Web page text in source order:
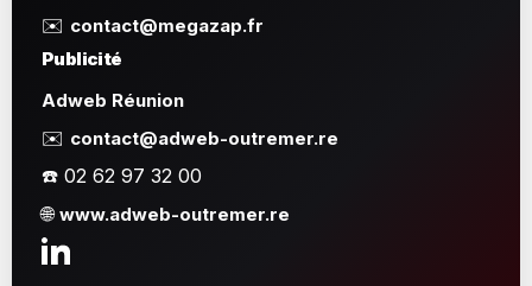
✉️ contact@megazap.fr
Publicité
Adweb Réunion
✉️ contact@adweb-outremer.re
☎️ 02 62 97 32 00
🌐www.adweb-outremer.re